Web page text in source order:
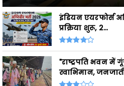
इंडियन एयरफोर्स
प्रक्रिया शुरू, 2...
"राष्ट्रपति भवन में
स्वाभिमान,